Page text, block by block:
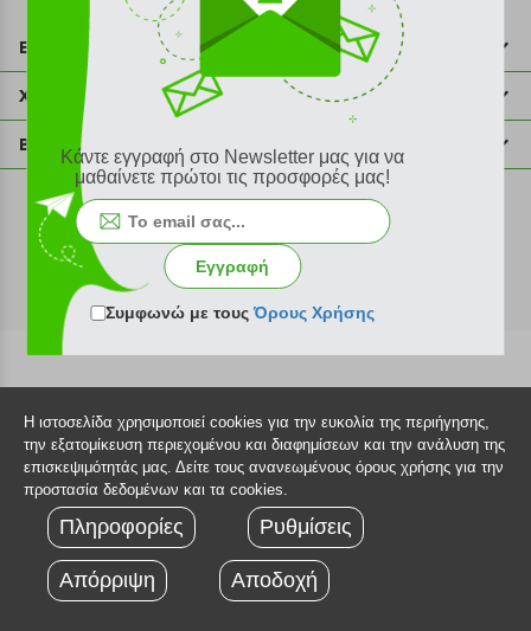
Επικοινωνία
211 2000 700
info@plus4u.gr
Χρήσιμες πληροφορίες
Η εταιρία
Σημεία παραλαβής
Ευκαιρίες καριέρας
Όροι χρήσης
Sitemap
Βοήθεια
Εξέλιξη παραγγελίας
Τρόποι παραγγελίας
Τρόποι πληρωμής
Τρόποι αποστολής
Πολιτική επιστροφών
Τεχνική υποστήριξη
©2026 Plus4u.gr
Κάντε εγγραφή στο Newsletter μας για να
μαθαίνετε πρώτοι τις προσφορές μας!
Εγγραφή
Συμφωνώ με τουςΌρους Χρήσης
Η ιστοσελίδα χρησιμοποιεί cookies για την ευκολία της περιήγησης,
την εξατομίκευση περιεχομένου και διαφημίσεων και την ανάλυση της
επισκεψιμότητάς μας. Δείτε τους ανανεωμένους όρους χρήσης για την
προστασία δεδομένων και τα cookies.
Πληροφορίες Ρυθμίσεις
Απόρριψη Αποδοχή